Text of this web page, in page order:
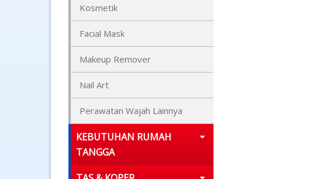
Kosmetik
Facial Mask
Makeup Remover
Nail Art
Perawatan Wajah Lainnya
KEBUTUHAN RUMAH
TANGGA